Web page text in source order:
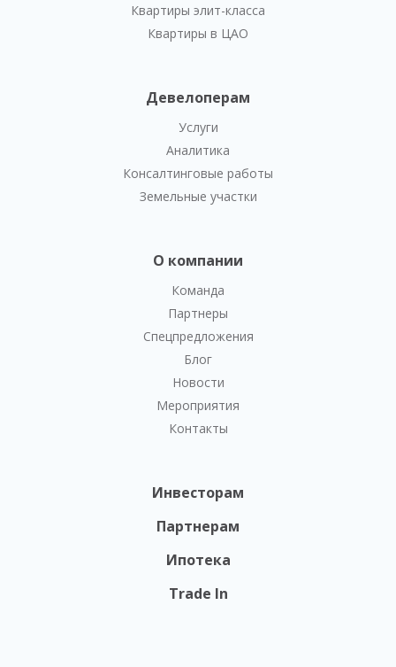
Квартиры элит-класса
Квартиры в ЦАО
Девелоперам
Услуги
Аналитика
Консалтинговые работы
Земельные участки
О компании
Команда
Партнеры
Спецпредложения
Блог
Новости
Мероприятия
Контакты
Инвесторам
Партнерам
Ипотека
Trade In